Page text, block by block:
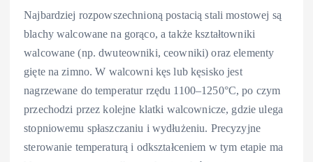
Najbardziej rozpowszechnioną postacią stali mostowej są
blachy walcowane na gorąco, a także kształtowniki
walcowane (np. dwuteowniki, ceowniki) oraz elementy
gięte na zimno. W walcowni kęs lub kęsisko jest
nagrzewane do temperatur rzędu 1100–1250°C, po czym
przechodzi przez kolejne klatki walcownicze, gdzie ulega
stopniowemu spłaszczaniu i wydłużeniu. Precyzyjne
sterowanie temperaturą i odkształceniem w tym etapie ma